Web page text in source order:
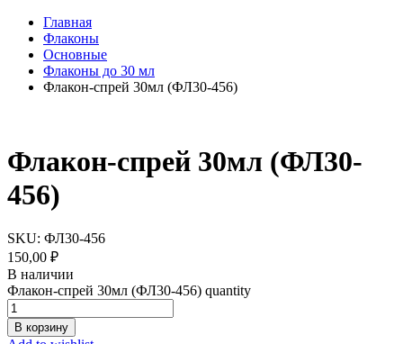
Главная
Флаконы
Основные
Флаконы до 30 мл
Флакон-спрей 30мл (ФЛ30-456)
Флакон-спрей 30мл (ФЛ30-
456)
SKU: ФЛ30-456
150,00 ₽
В наличии
Флакон-спрей 30мл (ФЛ30-456) quantity
В корзину